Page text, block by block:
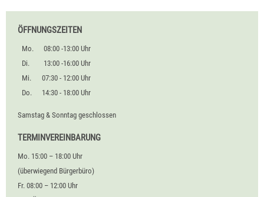
ÖFFNUNGSZEITEN
Mo.
08:00 -13:00 Uhr
Di.
13:00 -16:00 Uhr
Mi.
07:30 - 12:00 Uhr
Do.
14:30 - 18:00 Uhr
Samstag & Sonntag geschlossen
TERMINVEREINBARUNG
Mo. 15:00 – 18:00 Uhr
(überwiegend Bürgerbüro)
Fr. 08:00 – 12:00 Uhr